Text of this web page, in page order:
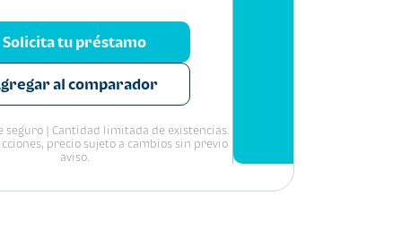
Solicita tu préstamo
al comparador
seguro | Cantidad limitada de existencias.
precio sujeto a cambios sin previo
aviso.